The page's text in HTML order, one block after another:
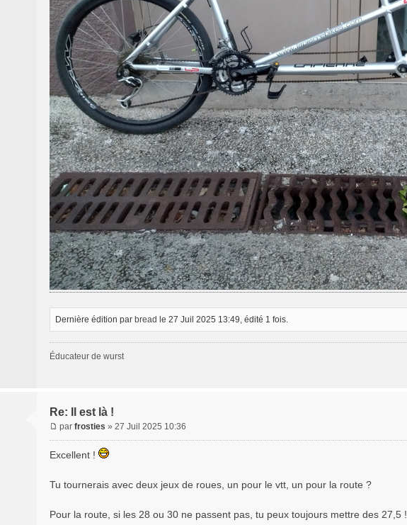
Dernière édition par bread le 27 Juil 2025 13:49, édité 1 fois.
Éducateur de wurst
Re: Il est là !
par frosties » 27 Juil 2025 10:36
Excellent !
Tu tournerais avec deux jeux de roues, un pour le vtt, un pour la route ?
Pour la route, si les 28 ou 30 ne passent pas, tu peux toujours mettre des 27,5 !